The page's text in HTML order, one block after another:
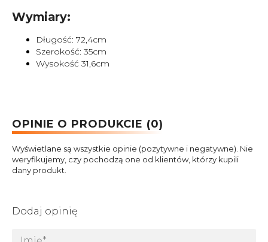
Wymiary:
Długość: 72,4cm
Szerokość: 35cm
Wysokość 31,6cm
OPINIE O PRODUKCIE (0)
Wyświetlane są wszystkie opinie (pozytywne i negatywne). Nie
weryfikujemy, czy pochodzą one od klientów, którzy kupili
dany produkt.
Dodaj opinię